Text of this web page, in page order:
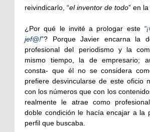
reivindicarlo, “el inventor de todo” en
¿Por qué le invité a prologar este
jef@!”? Porque Javier encarna la
profesional del periodismo y la
mismo tiempo, la de empresario;
consta- que él no se considera
prefiere desvincularse de este oficio
con los números que con los
realmente le atrae como
doble condición le hacía encajar a la
perfil que buscaba.